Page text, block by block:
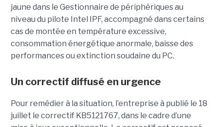
jaune dans le Gestionnaire de périphériques au
niveau du pilote Intel IPF, accompagné dans certains
cas de montée en température excessive,
consommation énergétique anormale, baisse des
performances ou extinction soudaine du PC.
Un correctif diffusé en urgence
Pour remédier à la situation, l’entreprise à publié le 18
juillet le correctif KB5121767, dans le cadre d’une